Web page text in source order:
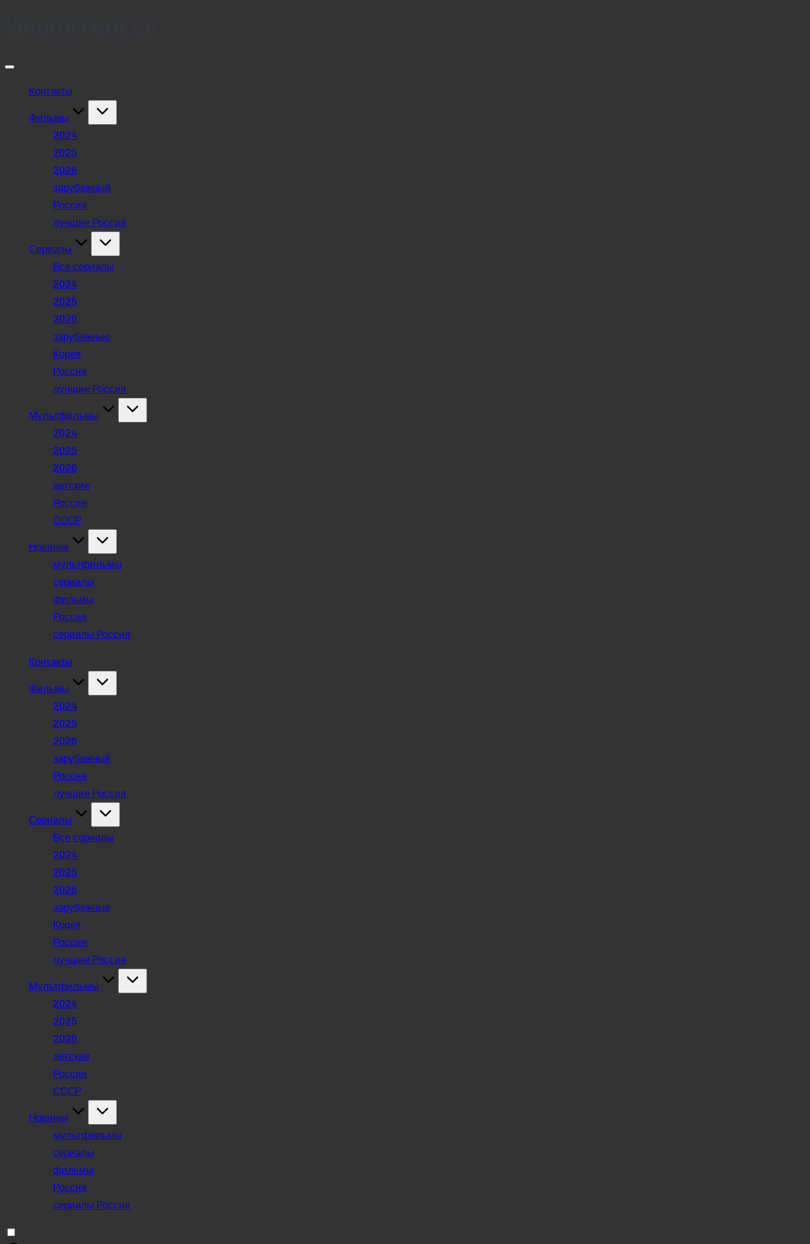
Контакты
Фильмы
2024
2025
2026
зарубежный
Россия
лучшие Россия
Сериалы
Все сериалы
2024
2025
2026
зарубежные
Корея
Россия
лучшие Россия
Мультфильмы
2024
2025
2026
детские
Россия
СССР
Новинки
мультфильмы
сериалы
фильмы
Россия
сериалы Россия
Контакты
Фильмы
2024
2025
2026
зарубежный
Россия
лучшие Россия
Сериалы
Все сериалы
2024
2025
2026
зарубежные
Корея
Россия
лучшие Россия
Мультфильмы
2024
2025
2026
детские
Россия
СССР
Новинки
мультфильмы
сериалы
фильмы
Россия
сериалы Россия